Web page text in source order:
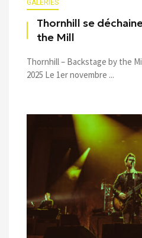
GALERIES
Thornhill se
the Mill
Thornhill – Backstage by the
2025 Le 1er novembre ...